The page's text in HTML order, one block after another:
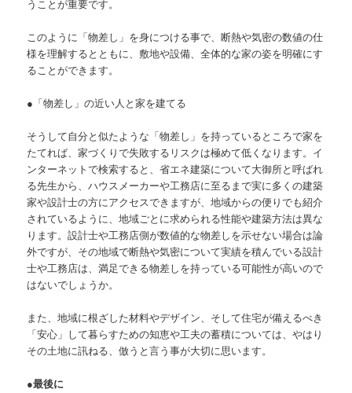
うことが重要です。
このように「物差し」を身につける事で、断熱や気密の数値の仕
様を理解するとともに、敷地や設備、全体的な家の姿を明確にす
ることができます。
●「物差し」の近い人と家を建てる
そうして自分と似たような「物差し」を持っているところで家を
たてれば、家づくりで失敗するリスクは極めて低くなります。イ
ンターネットで検索すると、省エネ建築について大御所と呼ばれ
る先生から、ハウスメーカーや工務店に至るまで実に多くの建築
家や設計士の方にアクセスできますが、地域からの便りでも紹介
されているように、地域ごとに求められる性能や建築方法は異な
ります。設計士や工務店側が数値的な物差しを示せない場合は論
外ですが、その地域で断熱や気密について実績を積んでいる設計
士や工務店は、満足できる物差しを持っている可能性が高いので
はないでしょうか。
また、地域に根ざした材料やデザイン、そして住宅が備えるべき
「安心」して暮らすための知恵や工夫の蓄積については、やはり
その土地に訊ねる、倣うと言う事が大切に思います。
●最後に